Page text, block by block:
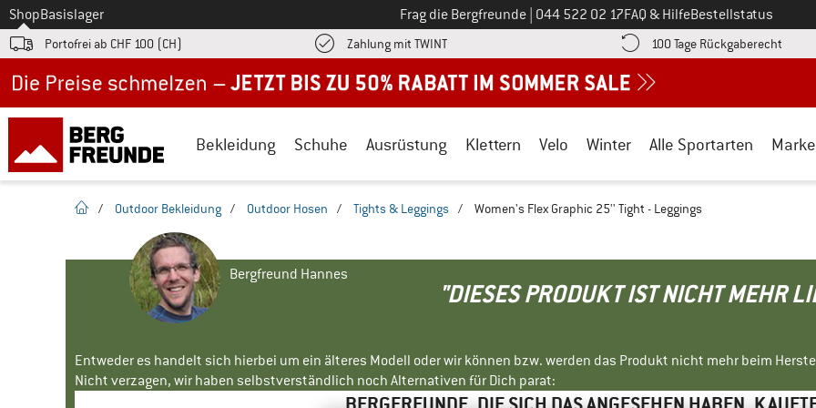
Zum
ShopBasislager Frag die Bergfreunde Ruf uns an unter
044 522 02 17FAQ & HilfeBestellstatus
Portofrei ab CHF 100 (CH) Zahlung mit TWINTFinde die Zahlungs-Infos hier! Öffnet sich in einer Infobox
100 Tage Rückgaberecht
Bekleidung Schuhe Ausrüstung Klettern Velo Winter Alle Sportarten
Startseite
/ Outdoor Bekleidung / Outdoor Hosen / Tights & Leggings / Women's Flex Graphic 25'' Tight - Leggings
Bergfreund Hannes
"DIESES PRODUKT IST NICHT MEHR
Entweder es handelt sich hierbei um ein älteres Modell oder wir können bzw. werden das Produkt nicht mehr beim
Nicht verzagen, wir haben selbstverständlich noch Alternativen für Dich parat: